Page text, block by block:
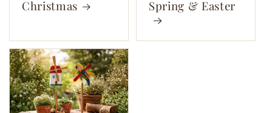
Christmas Spring & Easter